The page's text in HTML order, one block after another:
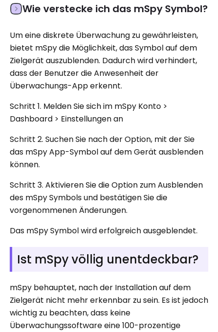
Wie verstecke ich das mSpy Symbol?
Um eine diskrete Überwachung zu gewährleisten,
bietet mSpy die Möglichkeit, das Symbol auf dem
Zielgerät auszublenden. Dadurch wird verhindert,
dass der Benutzer die Anwesenheit der
Überwachungs-App erkennt.
Schritt 1. Melden Sie sich im mSpy Konto >
Dashboard > Einstellungen an
Schritt 2. Suchen Sie nach der Option, mit der Sie
das mSpy App-Symbol auf dem Gerät ausblenden
können.
Schritt 3. Aktivieren Sie die Option zum Ausblenden
des mSpy Symbols und bestätigen Sie die
vorgenommenen Änderungen.
Das mSpy Symbol wird erfolgreich ausgeblendet.
Ist mSpy völlig unentdeckbar?
mSpy behauptet, nach der Installation auf dem
Zielgerät nicht mehr erkennbar zu sein. Es ist jedoch
wichtig zu beachten, dass keine
Überwachungssoftware eine 100-prozentige